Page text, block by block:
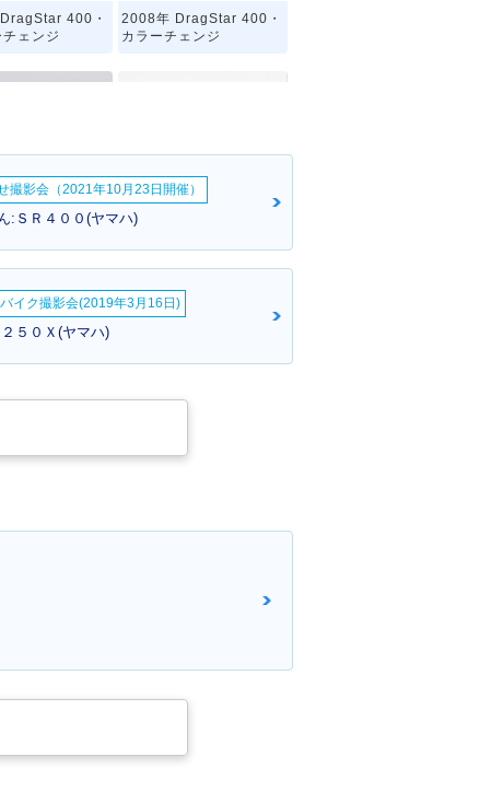
400・
ェンジ
2008年 DragStar 400・
カラーチェンジ
400・
2002年 DragStar 400・
撮影会（2021年10月23日開催）
:ＳＲ４００(ヤマハ)
イク撮影会(2019年3月16日)
５０Ｘ(ヤマハ)